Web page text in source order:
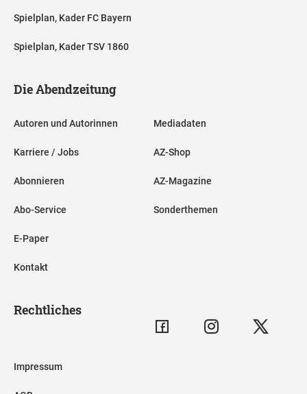
Spielplan, Kader FC Bayern
Spielplan, Kader TSV 1860
Die Abendzeitung
Autoren und Autorinnen
Karriere / Jobs
Abonnieren
Abo-Service
E-Paper
Kontakt
Mediadaten
AZ-Shop
AZ-Magazine
Sonderthemen
Rechtliches
Impressum